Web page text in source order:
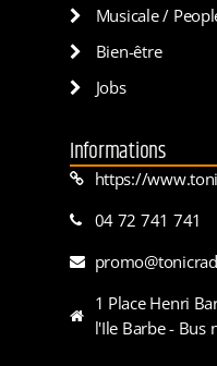
Musicale /
Bien-être
Jobs
Informations
https://
04 72 741 741
1 Place Henri
l'Ile Barbe - Bus